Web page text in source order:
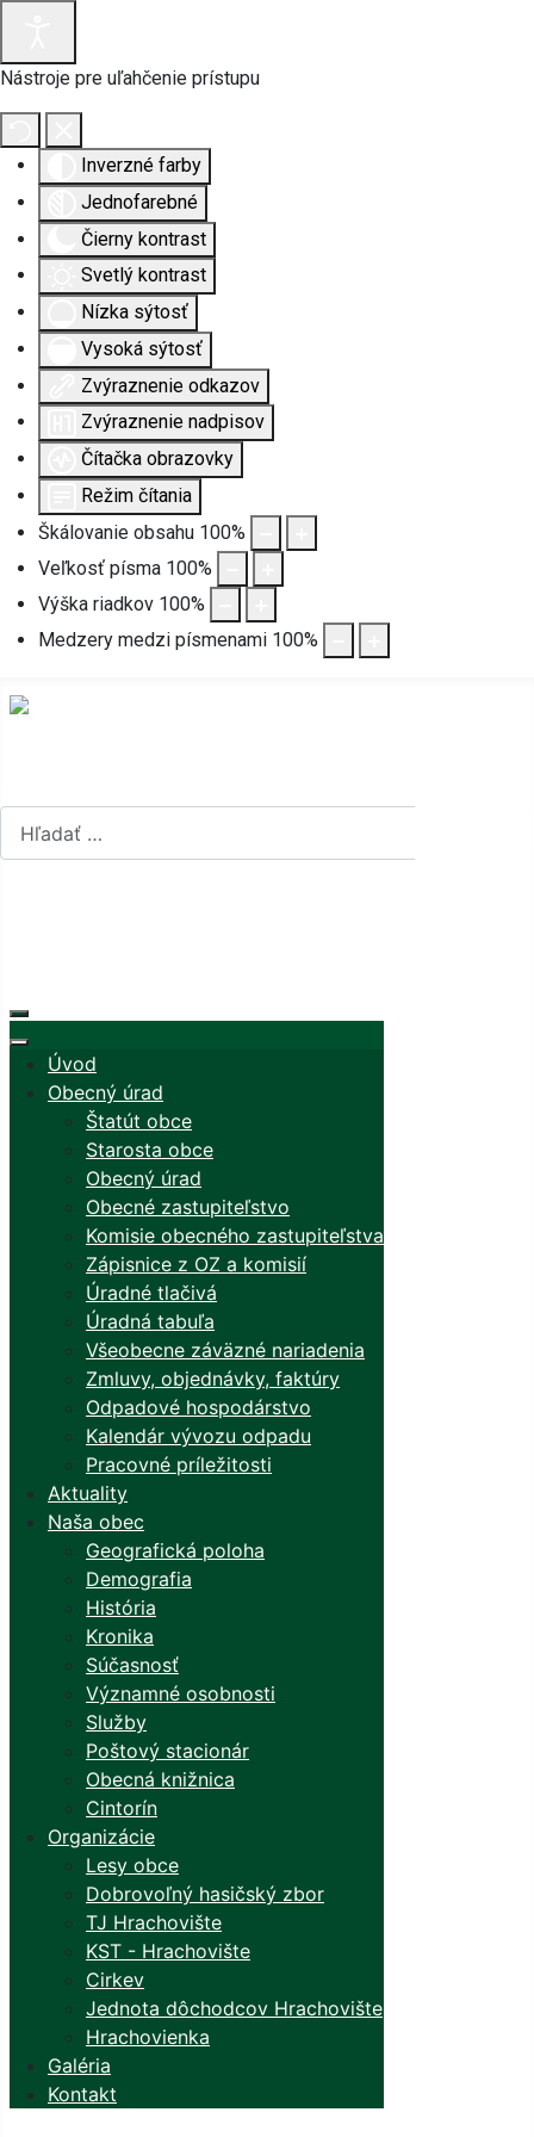
Nástroje pre uľahčenie prístupu
Inverzné farby
Jednofarebné
Čierny kontrast
Svetlý kontrast
Nízka sýtosť
Vysoká sýtosť
Zvýraznenie odkazov
Zvýraznenie nadpisov
Čítačka obrazovky
Režim čítania
Škálovanie obsahu 100%
Veľkosť písma 100%
Výška riadkov 100%
Medzery medzi písmenami 100%
Úvod
Obecný úrad
Štatút obce
Starosta obce
Obecný úrad
Obecné zastupiteľstvo
Komisie obecného zastupiteľstva
Zápisnice z OZ a komisií
Úradné tlačivá
Úradná tabuľa
Všeobecne záväzné nariadenia
Zmluvy, objednávky, faktúry
Odpadové hospodárstvo
Kalendár vývozu odpadu
Pracovné príležitosti
Aktuality
Naša obec
Geografická poloha
Demografia
História
Kronika
Súčasnosť
Významné osobnosti
Služby
Poštový stacionár
Obecná knižnica
Cintorín
Organizácie
Lesy obce
Dobrovoľný hasičský zbor
TJ Hrachovište
KST - Hrachovište
Cirkev
Jednota dôchodcov Hrachovište
Hrachovienka
Galéria
Kontakt